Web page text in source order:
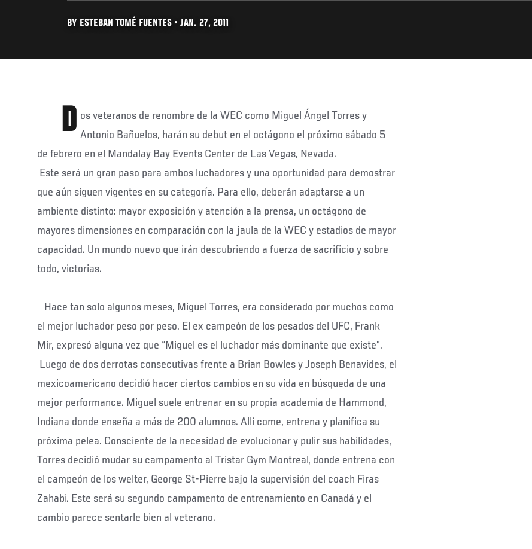
BY ESTEBAN TOMÉ FUENTES • JAN. 27, 2011
D os veteranos de renombre de la WEC como Miguel Ángel Torres y
Antonio Bañuelos, harán su debut en el octágono el próximo sábado 5
de febrero en el Mandalay Bay Events Center de Las Vegas, Nevada.
Este será un gran paso para ambos luchadores y una oportunidad para demostrar
que aún siguen vigentes en su categoría. Para ello, deberán adaptarse a un
ambiente distinto: mayor exposición y atención a la prensa, un octágono de
mayores dimensiones en comparación con la jaula de la WEC y estadios de mayor
capacidad. Un mundo nuevo que irán descubriendo a fuerza de sacrificio y sobre
todo, victorias.
Hace tan solo algunos meses, Miguel Torres, era considerado por muchos como
el mejor luchador peso por peso. El ex campeón de los pesados del UFC, Frank
Mir, expresó alguna vez que “Miguel es el luchador más dominante que existe”.
Luego de dos derrotas consecutivas frente a Brian Bowles y Joseph Benavides, el
mexicoamericano decidió hacer ciertos cambios en su vida en búsqueda de una
mejor performance. Miguel suele entrenar en su propia academia de Hammond,
Indiana donde enseña a más de 200 alumnos. Allí come, entrena y planifica su
próxima pelea. Consciente de la necesidad de evolucionar y pulir sus habilidades,
Torres decidió mudar su campamento al Tristar Gym Montreal, donde entrena con
el campeón de los welter, George St-Pierre bajo la supervisión del coach Firas
Zahabi. Este será su segundo campamento de entrenamiento en Canadá y el
cambio parece sentarle bien al veterano.